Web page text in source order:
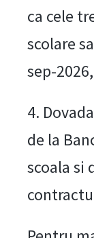
ca cele
scolare
sep-
4.
de la
scoala si